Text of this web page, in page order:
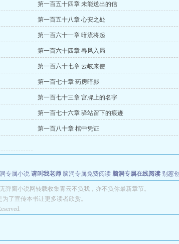
第一百五十四章 未能送出的信
第一百五十八章 心安之处
第一百六十一章 暗流将起
第一百六十四章 春风入局
第一百六十七章 云岐来使
第一百七十章 药房暗影
第一百七十三章 宫牌上的名字
第一百七十六章 驿站留下的痕迹
第一百八十章 棺中凭证
专属小说 请叫我老师 脑洞专属免费阅读 脑洞专属在线阅读 别惹创
弹窗小说网转载收集青云不负我，亦不负你最新章节。
了宣传本书让更多读者欣赏。